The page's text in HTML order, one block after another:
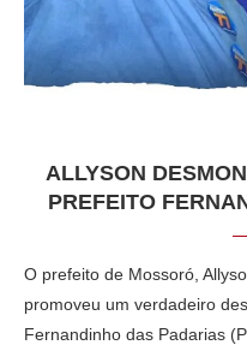
ALLYSON
PREFEITO
O prefeito de Mossoró,
promoveu um verdadeiro
Fernandinho das Padarias